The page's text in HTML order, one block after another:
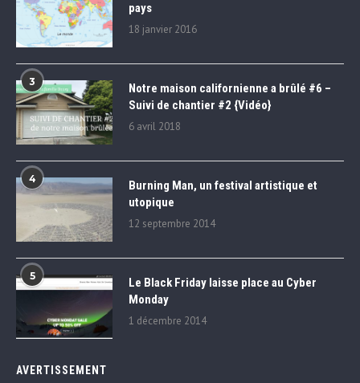
pays
18 janvier 2016
3
Notre maison californienne a brûlé #6 –
Suivi de chantier #2 {Vidéo}
6 avril 2018
4
Burning Man, un festival artistique et
utopique
12 septembre 2014
5
Le Black Friday laisse place au Cyber
Monday
1 décembre 2014
AVERTISSEMENT